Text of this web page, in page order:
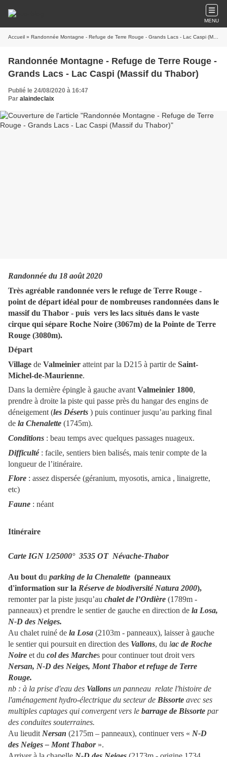
MENU
Accueil » Randonnée Montagne - Refuge de Terre Rouge - Grands Lacs - Lac Caspi (Massif du Thabor)
Randonnée Montagne - Refuge de Terre Rouge -
Grands Lacs - Lac Caspi (Massif du Thabor)
Publié le 24/08/2020 à 16:47
Par alaindeclaix
Randonnée du 18 août 2020
Très agréable randonnée vers le refuge de Terre Rouge -
point de départ idéal pour de nombreuses randonnées dans le
massif du Thabor - puis vers les lacs situés dans le vaste
cirque qui sépare Roche Noire (3067m) de la Pointe de Terre
Rouge (3080m).
Départ
Village de Valmeinier atteint par la D215 à partir de Saint-
Michel-de-Maurienne.
Dans la dernière épingle à gauche avantValmeinier 1800,
prendre à droite la piste qui passe près du hangar des engins de
déneigement (les Déserts ) puis continuer jusqu’au parking final
de la Chenalette (1745m).
Conditions : beau temps avec quelques passages nuageux.
Difficulté : facile, sentiers bien balisés, mais tenir compte de la
longueur de l’itinéraire.
Flore : assez dispersée (géranium, myosotis, arnica , linaigrette,
etc)
Faune : néant
Itinéraire
Carte IGN 1/25000° 3535 OT Névache-Thabor
Au bout du parking de la Chenalette (panneaux
d'information sur la Réserve de biodiversité Natura 2000),
remonter par la piste jusqu’au chalet de l’Ordière (1789m -
panneaux) et prendre le sentier de gauche en direction de la Losa,
N-D des Neiges.
Au chalet ruiné de la Losa (2103m - panneaux), laisser à gauche
le sentier qui poursuit en direction des Vallons, du lac de Roche
Noire et du col des Marches pour continuer tout droit vers
Nersan, N-D des Neiges, Mont Thabor et refuge de Terre
Rouge.
nb : à la prise d'eau des Vallons un panneau relate l'histoire de
l'aménagement hydro-électrique du secteur de Bissorte avec ses
multiples captages qui convergent vers le barrage de Bissorte par
des conduites souterraines.
Au lieudit Nersan (2175m – panneaux), continuer vers « N-D
des Neiges – Mont Thabor».